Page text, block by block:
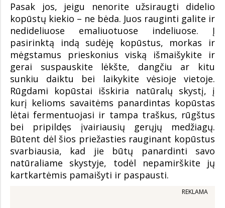
Pasak jos, jeigu nenorite užsiraugti didelio
kopūstų kiekio – ne bėda. Juos rauginti galite ir
nedideliuose emaliuotuose indeliuose. Į
pasirinktą indą sudėję kopūstus, morkas ir
mėgstamus prieskonius viską išmaišykite ir
gerai suspauskite lėkšte, dangčiu ar kitu
sunkiu daiktu bei laikykite vėsioje vietoje.
Rūgdami kopūstai išskiria natūralų skystį, į
kurį kelioms savaitėms panardintas kopūstas
lėtai fermentuojasi ir tampa traškus, rūgštus
bei pripildęs įvairiausių gerųjų medžiagų.
Būtent dėl šios priežasties rauginant kopūstus
svarbiausia, kad jie būtų panardinti savo
natūraliame skystyje, todėl nepamirškite jų
kartkartėmis pamaišyti ir paspausti.
REKLAMA